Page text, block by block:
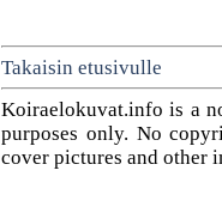
Takaisin etusivulle
Koiraelokuvat.info is a
purposes only. No
cover pictures and other